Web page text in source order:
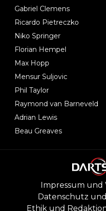
Gabriel Clemens
Ricardo Pietreczko
Niko Springer
Florian Hempel
Max Hopp
Mensur Suljovic
Phil Taylor
Raymond van Barneveld
Adrian Lewis
Beau Greaves
Impressum und
Datenschutz
Ethik und